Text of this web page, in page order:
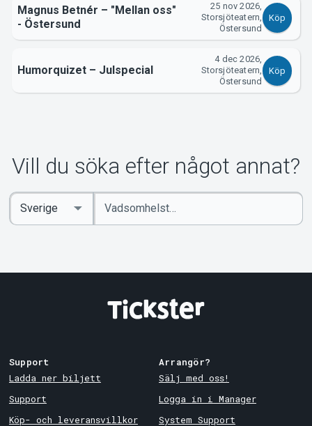
Magnus Betnér – "Mellan oss"
- Östersund
25 nov 2026,
Storsjöteatern,
Östersund
Köp
Humorquizet – Julspecial
4 dec 2026,
Storsjöteatern,
Östersund
Köp
Vill du söka efter något annat?
Ange
sökord
Select
Country
Support
Ladda ner biljett
Support
Köp- och leveransvillkor
Arrangör?
Sälj med oss!
Logga in i Manager
System Support